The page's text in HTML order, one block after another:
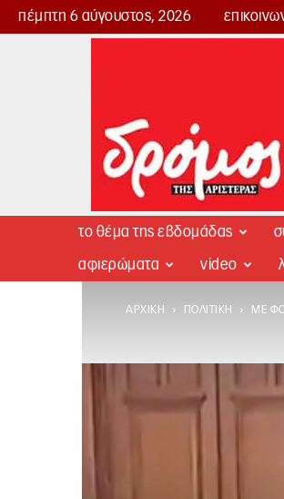
πέμπτη 6 αύγουστος, 2026
Δρόμος
το θέμα της εβδομάδας
αφιερώματα video
ΑΡΧΙΚΉ ΠΟΛΙΤΙΚΉ ΜΕ